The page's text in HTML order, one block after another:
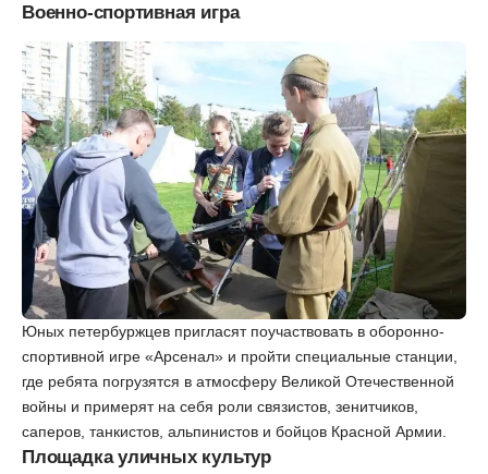
Военно-спортивная игра
Юных петербуржцев пригласят поучаствовать в оборонно-
спортивной игре «Арсенал» и пройти специальные станции,
где ребята погрузятся в атмосферу Великой Отечественной
войны и примерят на себя роли связистов, зенитчиков,
саперов, танкистов, альпинистов и бойцов Красной Армии.
Площадка уличных культур